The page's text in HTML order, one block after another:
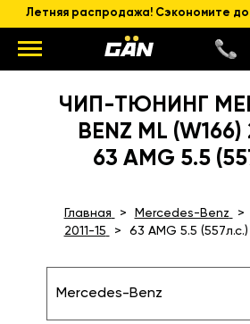
Летняя распродажа! Сэкономите до
ЧИП-ТЮНИНГ
BENZ ML (W166)
63 AMG 5.5
Главная Mercedes-Benz
2011-15
63 AMG 5.5 (557л.с.)
Mercedes-Benz